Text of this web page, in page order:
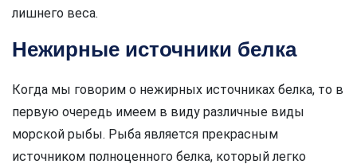
лишнего веса.
Нежирные источники белка
Когда мы говорим о нежирных источниках белка, то в
первую очередь имеем в виду различные виды
морской рыбы. Рыба является прекрасным
источником полноценного белка, который легко